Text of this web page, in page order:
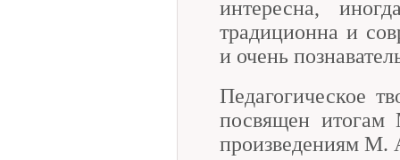
интересна,
традиционна и
и очень
Педагогическое
посвящен итогам
произведениям М.